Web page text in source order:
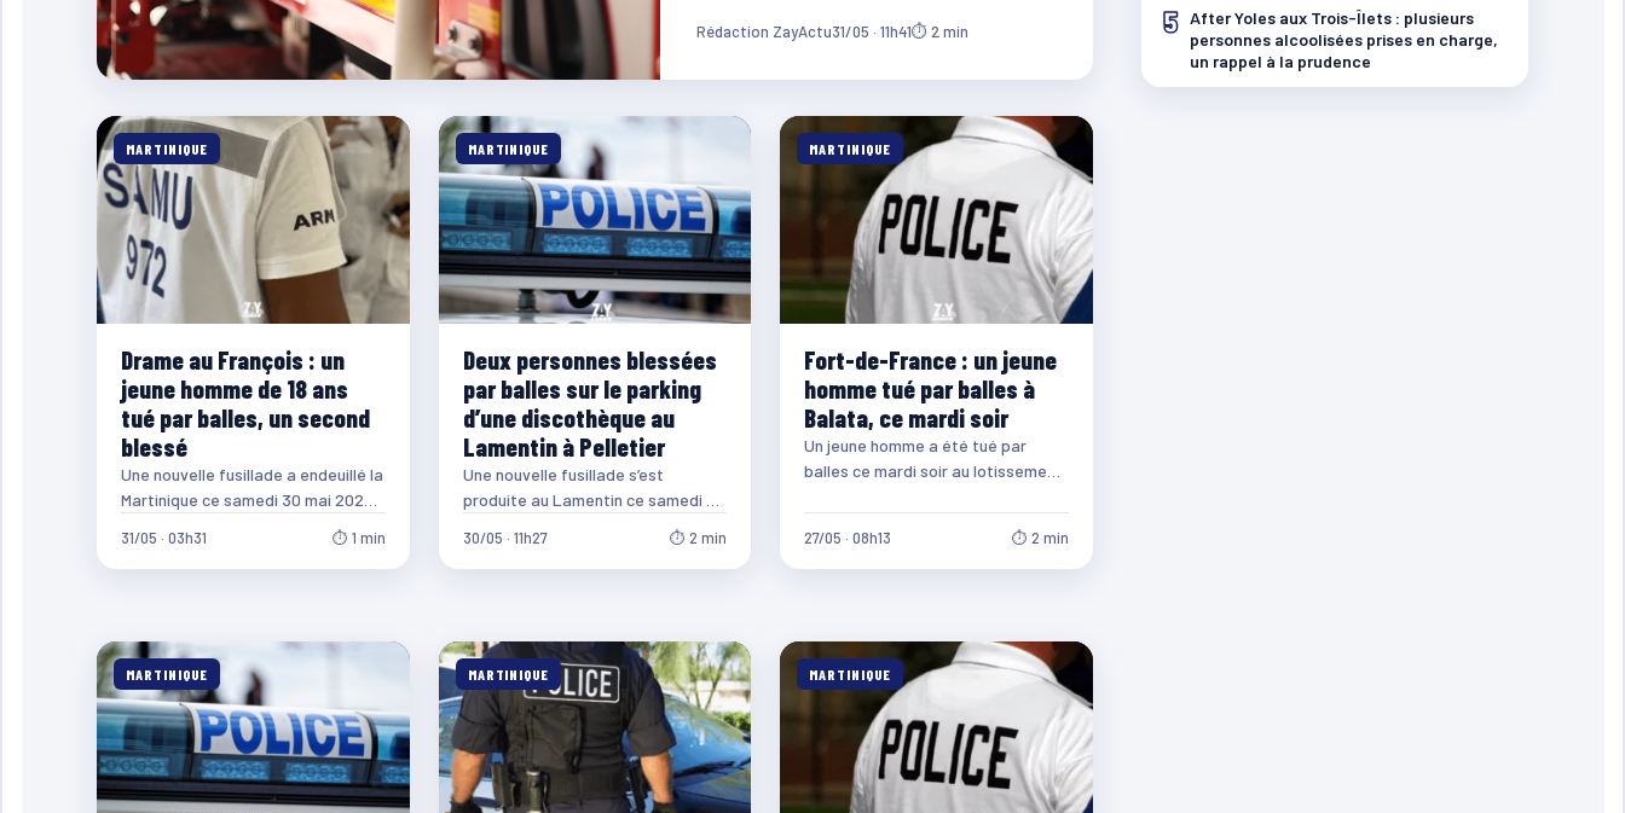
Rédaction ZayActu31/05 · 11h41⏱ 2 min
MARTINIQUE
Drame au François : un
jeune homme de 18 ans
tué par balles, un second
blessé
Une nouvelle fusillade a endeuillé la
Martinique ce samedi 30 mai 2026.
Deux hommes ont été touchés
par…
31/05 · 03h31 ⏱ 1 min
MARTINIQUE
Deux personnes blessées
par balles sur le parking
d’une discothèque au
Lamentin à Pelletier
Une nouvelle fusillade s’est
produite au Lamentin ce samedi 30
mai 2026 au petit matin. Deux
personnes ont…
30/05 · 11h27 ⏱ 2 min
MARTINIQUE
Fort-de-France : un jeune
homme tué par balles à
Balata, ce mardi soir
Un jeune homme a été tué par
balles ce mardi soir au lotissement
27/05 · 08h13 ⏱ 2 min
MARTINIQUE MARTINIQUE MARTINIQUE
5 After Yoles aux Trois-Îlets : plusieurs
personnes alcoolisées prises en charge,
un rappel à la prudence